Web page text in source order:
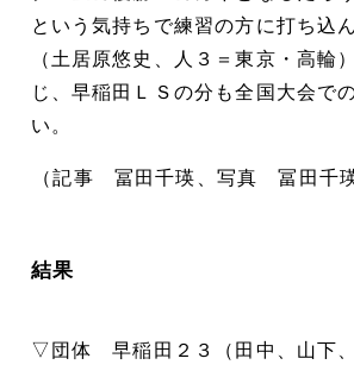
という気持ちで練習の方に打ち込
（土居原悠史、人３＝東京・高輪
じ、早稲田ＬＳの分も全国大会で
い。
（記事 冨田千瑛、写真 冨田千瑛
結果
▽団体 早稲田２３（田中、山下、